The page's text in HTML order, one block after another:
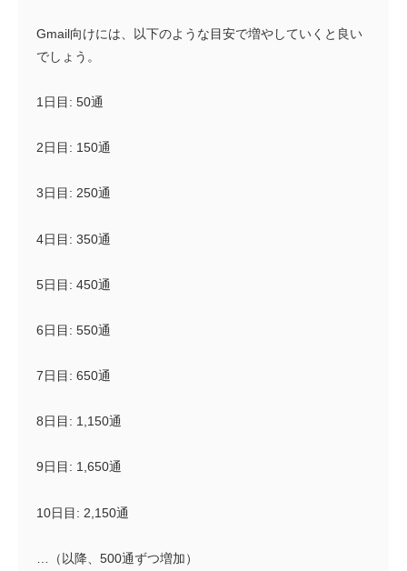
Gmail向けには、以下のような目安で増やしていくと良い
でしょう。
1日目: 50通
2日目: 150通
3日目: 250通
4日目: 350通
5日目: 450通
6日目: 550通
7日目: 650通
8日目: 1,150通
9日目: 1,650通
10日目: 2,150通
…（以降、500通ずつ増加）